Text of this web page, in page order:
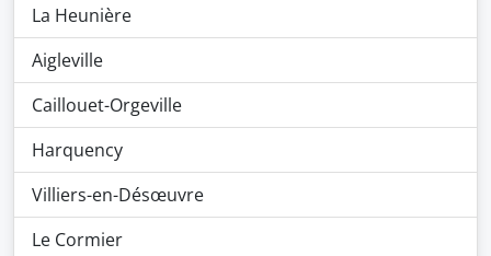
La Heunière
Aigleville
Caillouet-Orgeville
Harquency
Villiers-en-Désœuvre
Le Cormier